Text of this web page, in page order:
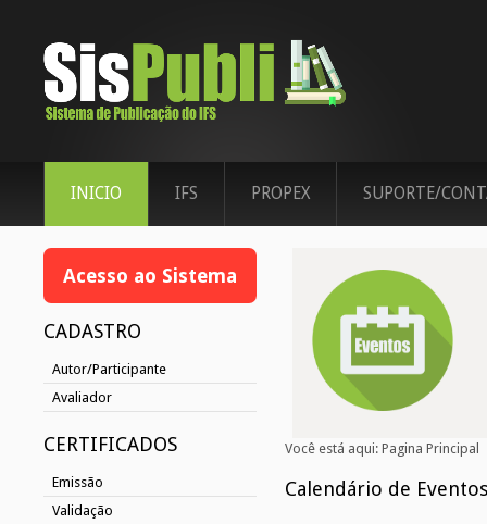
INICIO IFS PROPEX SUPORTE/
Acesso ao Sistema
CADASTRO
Autor/Participante
Avaliador
CERTIFICADOS
Emissão
Validação
Você está aqui: Pagina Principal
Calendário de Eventos